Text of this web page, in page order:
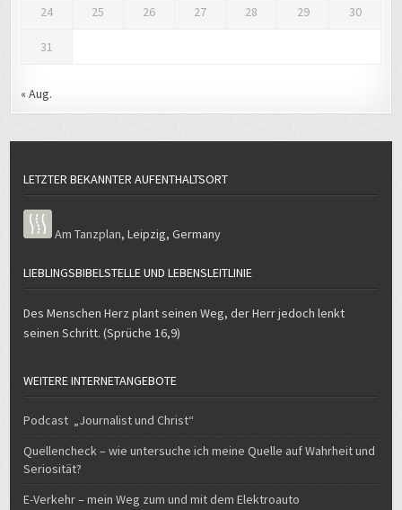
24 25 26 27 28 29 30
31
« Aug.
LETZTER BEKANNTER AUFENTHALTSORT
Am Tanzplan,Leipzig,Germany
LIEBLINGSBIBELSTELLE UND LEBENSLEITLINIE
Des Menschen Herz plant seinen Weg, der Herr jedoch lenkt
seinen Schritt. (Sprüche 16,9)
WEITERE INTERNETANGEBOTE
Podcast „Journalist und Christ“
Quellencheck – wie untersuche ich meine Quelle auf Wahrheit und
Seriosität?
E-Verkehr – mein Weg zum und mit dem Elektroauto